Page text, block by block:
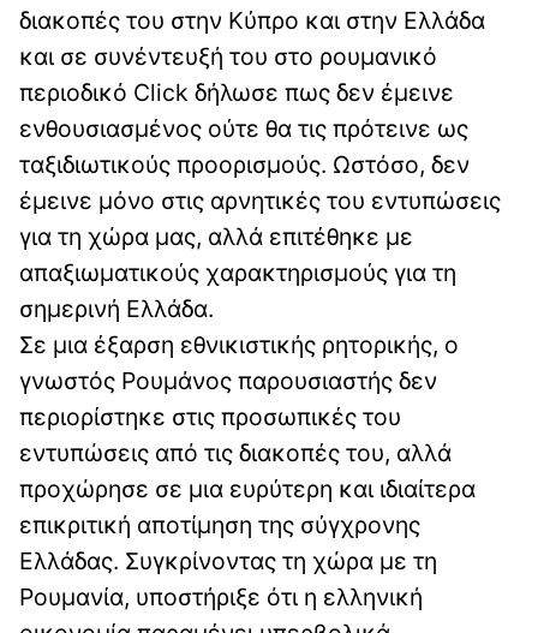
διακοπές του στην Κύπρο και στην Ελλάδα
και σε συνέντευξή του στο ρουμανικό
περιοδικό Click δήλωσε πως δεν έμεινε
ενθουσιασμένος ούτε θα τις πρότεινε ως
ταξιδιωτικούς προορισμούς. Ωστόσο, δεν
έμεινε μόνο στις αρνητικές του εντυπώσεις
για τη χώρα μας, αλλά επιτέθηκε με
απαξιωματικούς χαρακτηρισμούς για τη
σημερινή Ελλάδα.
Σε μια έξαρση εθνικιστικής ρητορικής, ο
γνωστός Ρουμάνος παρουσιαστής δεν
περιορίστηκε στις προσωπικές του
εντυπώσεις από τις διακοπές του, αλλά
προχώρησε σε μια ευρύτερη και ιδιαίτερα
επικριτική αποτίμηση της σύγχρονης
Ελλάδας. Συγκρίνοντας τη χώρα με τη
Ρουμανία, υποστήριξε ότι η ελληνική